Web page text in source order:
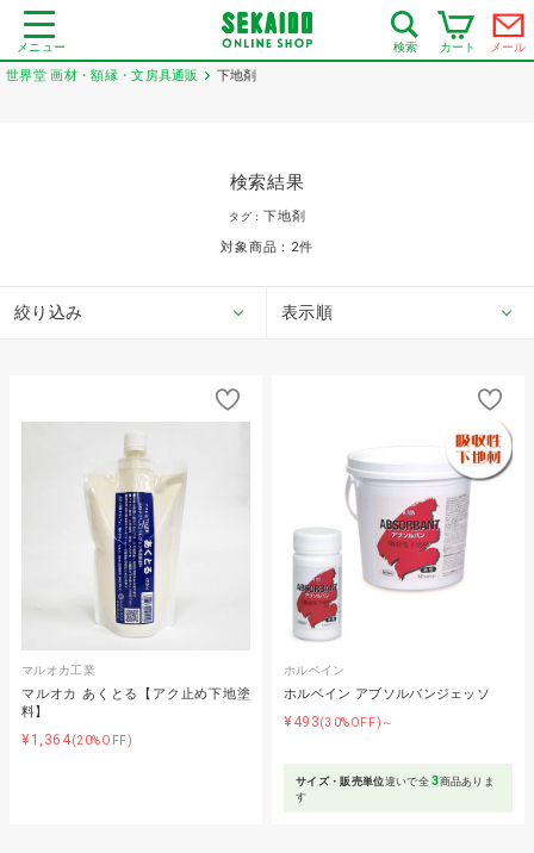
メニュー 検索 カート メール
世界堂 画材・額縁・文房具通販 下地剤
検索結果
タグ： 下地剤
対象商品： 2件
絞り込み 表示順
マルオカ工業
マルオカ あくとる【アク止め下地塗
料】
¥1,364(20%OFF)
ホルベイン
ホルベイン アブソルバンジェッソ
¥493(30%OFF)～
サイズ・販売単位違いで全3商品ありま
す